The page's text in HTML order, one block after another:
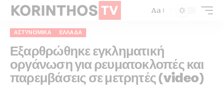
Aa
ΑΣΤΥΝΟΜΙΚΆ ΕΛΛΆΔΑ
Εξαρθρώθηκε εγκληματική
οργάνωση για ρευματοκλοπές και
παρεμβάσεις σε μετρητές (video)